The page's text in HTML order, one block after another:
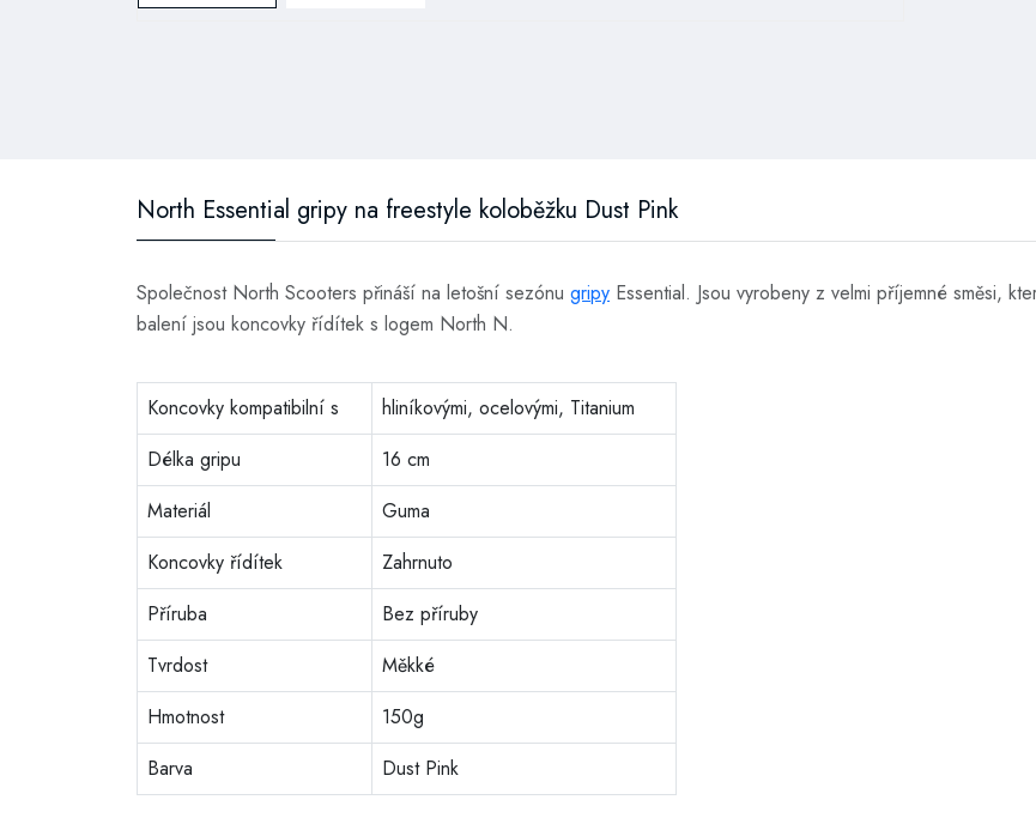
North Essential gripy na freestyle koloběžku Dust Pink
Společnost North Scooters přináší na letošní sezónu gripy Essential. Jsou vyrobeny z velmi příjemné směsi,
balení jsou koncovky řídítek s logem North N.
Koncovky kompatibilní s
hliníkovými, ocelovými, Titanium
Délka gripu
16 cm
Materiál
Guma
Koncovky řídítek
Zahrnuto
Příruba
Bez příruby
Tvrdost
Měkké
Hmotnost
150g
Barva
Dust Pink